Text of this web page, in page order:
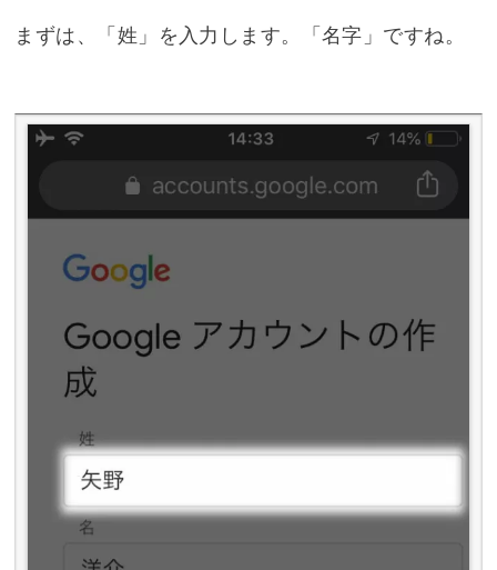
まずは、「姓」を入力します。「名字」ですね。